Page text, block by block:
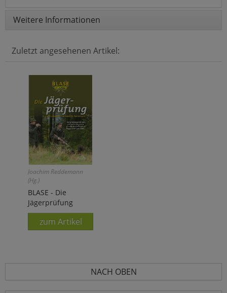
Weitere Informationen
Zuletzt angesehenen Artikel:
Joachim Reddemann
(Hg.)
BLASE - Die
Jägerprüfung
zum Artikel
NACH OBEN